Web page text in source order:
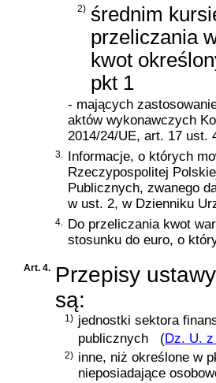
2) średnim
przeliczania
kwot
pkt 1
- mających
aktów wykonawczych
2014/24/UE, art. 17 ust.
3.
Informacje, o których
Rzeczypospolitej
Publicznych, zwanego
w ust. 2, w Dzienniku
4.
Do przeliczania kwot
stosunku do euro, o
Art. 4. Przepisy
są:
1) jednostki sektora
publicznych
(Dz. U.
2) inne, niż określone w
nieposiadające